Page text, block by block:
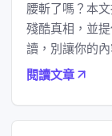
腰斬了嗎？本
殘酷真相，並
讀，別讓你的
閱讀文章